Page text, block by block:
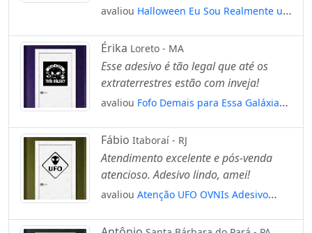
avaliou Halloween Eu Sou Realmente um
Parede para Quarto, Porta e Vidro
Mod:73
Érika Loreto - MA
Esse adesivo é tão legal que até os
extraterrestres estão com inveja!
avaliou Fofo Demais para Essa Galáxia
Quarto, Porta e Vidro Mod:280
Fábio Itaboraí - RJ
Atendimento excelente e pós-venda
atencioso. Adesivo lindo, amei!
avaliou Atenção UFO OVNIs Adesivo
e Vidro Mod:135